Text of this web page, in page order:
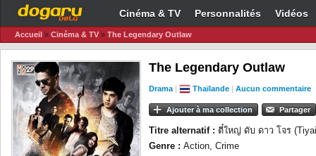
Cinéma & TV Personnalités Vidéos
Accueil » Cinéma & TV » The Legendary Outlaw
The Legendary Outlaw
Drama | Thaïlande | Aucun commentaire
Ajouter à ma collection Partager
Titre alternatif : ตี๋ใหญ่ ดับ ดาว โจร
Genre : Action, Crime